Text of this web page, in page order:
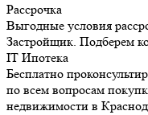
Рассрочка
Выгодные условия
Застройщик. Подберем
IT Ипотека
Бесплатно
по всем вопросам
недвижимости в